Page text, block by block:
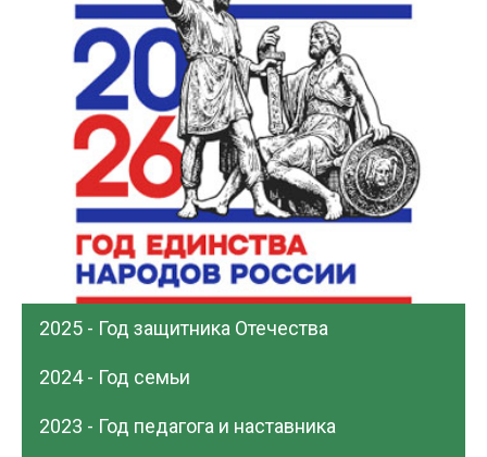
2025 - Год защитника Отечества
2024 - Год семьи
2023 - Год педагога и наставника